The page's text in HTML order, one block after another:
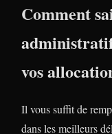
Comment
vos
Il vous suffit de
dans les meilleurs